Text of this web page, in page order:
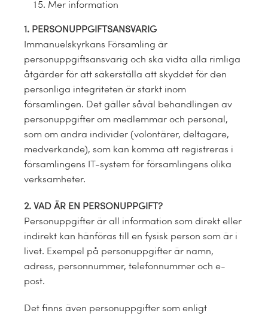
Mer information
1. PERSONUPPGIFTSANSVARIG
Immanuelskyrkans Församling är
personuppgiftsansvarig och ska vidta alla rimliga
åtgärder för att säkerställa att skyddet för den
personliga integriteten är starkt inom
församlingen. Det gäller såväl behandlingen av
personuppgifter om medlemmar och personal,
som om andra individer (volontärer, deltagare,
medverkande), som kan komma att registreras i
församlingens IT-system för församlingens olika
verksamheter.
2. VAD ÄR EN PERSONUPPGIFT?
Personuppgifter är all information som direkt eller
indirekt kan hänföras till en fysisk person som är i
livet. Exempel på personuppgifter är namn,
adress, personnummer, telefonnummer och e-
post.
Det finns även personuppgifter som enligt